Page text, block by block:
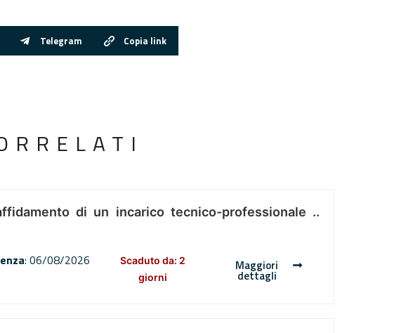
Telegram Copia link
di un incarico tecnico-professionale ..
: 06/08/2026
Scaduto da: 2
giorni
Maggiori
dettagli